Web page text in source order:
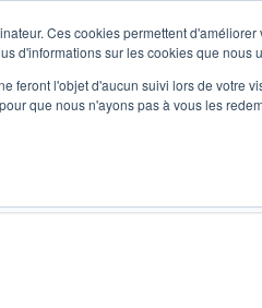
Ces cookies permettent
d'informations sur les cookies que
feront l'objet d'aucun suivi lors de votre
que nous n'ayons pas à vous les